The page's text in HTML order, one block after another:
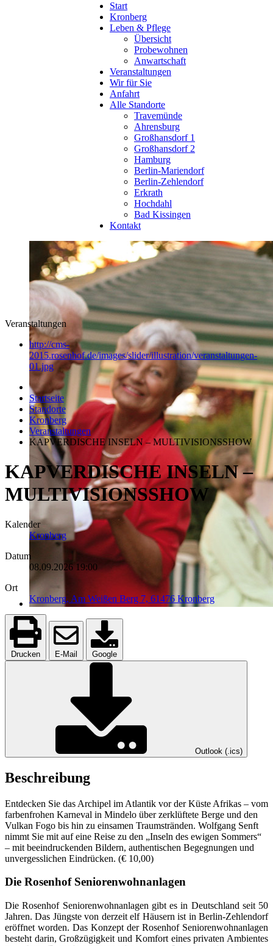
Start
Kronberg
Leben & Pflege
Übersicht
Probewohnen
Anwartschaft
Veranstaltungen
Wir für Sie
Anfahrt
Alle Standorte
Travemünde
Ahrensburg
Großhansdorf 1
Großhansdorf 2
Hamburg
Berlin-Mariendorf
Berlin-Zehlendorf
Erkrath
Hochdahl
Bad Kissingen
Kontakt
Veranstaltungen
http://cms-
2015.rosenhof.de/images/slider/illustration/veranstaltungen-
01.jpg
Startseite
Standorte
Kronberg
Veranstaltungen
KAPVERDISCHE INSELN – MULTIVISIONSSHOW
KAPVERDISCHE INSELN –
MULTIVISIONSSHOW
Kalender
Kronberg
Datum
08.09.2026 19:00
Ort
Kronberg, Am Weißen Berg 7, 61476 Kronberg
Drucken E-Mail Google
Outlook (.ics)
Beschreibung
Entdecken Sie das Archipel im Atlantik vor der Küste Afrikas – vom
farbenfrohen Karneval in Mindelo über zerklüftete Berge und den
Vulkan Fogo bis hin zu einsamen Traumstränden. Wolfgang Senft
nimmt Sie mit auf eine Reise zu den „Inseln des ewigen Sommers“
– mit beeindruckenden Bildern, authentischen Begegnungen und
unvergesslichen Eindrücken. (€ 10,00)
Die Rosenhof Seniorenwohnanlagen
Die Rosenhof Seniorenwohnanlagen gibt es in Deutschland seit 50
Jahren. Das Jüngste von derzeit elf Häusern ist in Berlin-Zehlendorf
eröffnet worden. Das Konzept der Rosenhof Seniorenwohnanlagen
besteht darin, Großzügigkeit und Komfort eines privaten Ambientes